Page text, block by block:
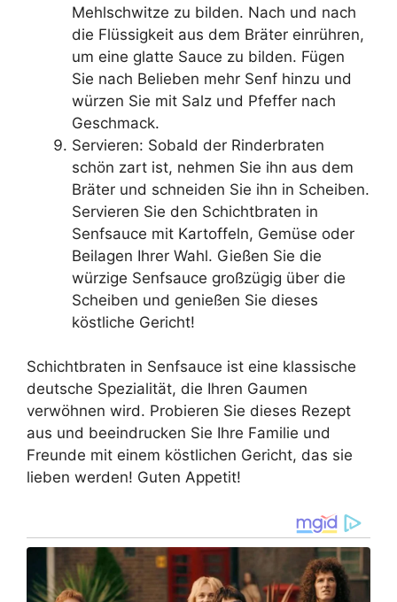
Mehlschwitze zu bilden. Nach und nach
die Flüssigkeit aus dem Bräter einrühren,
um eine glatte Sauce zu bilden. Fügen
Sie nach Belieben mehr Senf hinzu und
würzen Sie mit Salz und Pfeffer nach
Geschmack.
Servieren: Sobald der Rinderbraten
schön zart ist, nehmen Sie ihn aus dem
Bräter und schneiden Sie ihn in Scheiben.
Servieren Sie den Schichtbraten in
Senfsauce mit Kartoffeln, Gemüse oder
Beilagen Ihrer Wahl. Gießen Sie die
würzige Senfsauce großzügig über die
Scheiben und genießen Sie dieses
köstliche Gericht!
Schichtbraten in Senfsauce ist eine klassische
deutsche Spezialität, die Ihren Gaumen
verwöhnen wird. Probieren Sie dieses Rezept
aus und beeindrucken Sie Ihre Familie und
Freunde mit einem köstlichen Gericht, das sie
lieben werden! Guten Appetit!